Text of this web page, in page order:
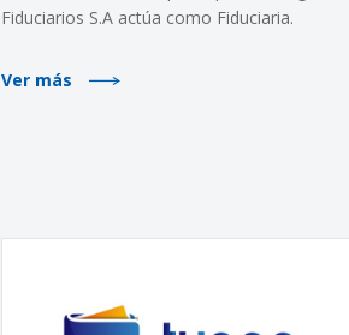
Fiduciarios S.A actúa como Fiduciaria.
Ver más